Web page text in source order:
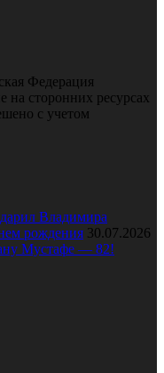
Федерация
на сторонних ресурсах
с учетом
Владимира
рождения 30.07.2026
Мустафе — 82!